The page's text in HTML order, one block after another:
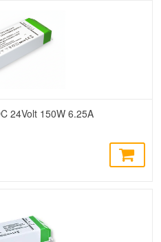
24Volt 150W 6.25A